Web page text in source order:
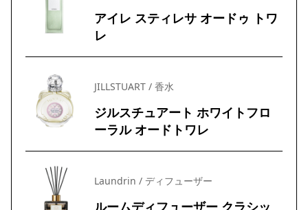
アイレ スティレサ オードゥ トワ
レ
JILLSTUART / 香水
ジルスチュアート ホワイトフロ
ーラル オードトワレ
Laundrin / ディフューザー